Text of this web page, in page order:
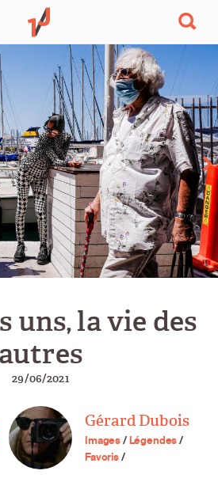
photo
par
jour
uns, la vie des
autres
29/06/2021
Gérard Dubois
Images/Légendes/
Favoris/